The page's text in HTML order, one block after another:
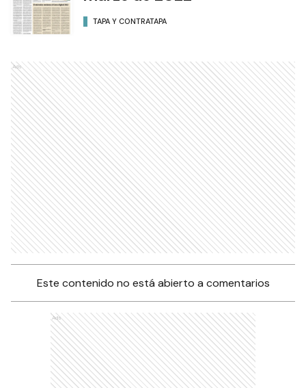
TAPA Y CONTRATAPA
Ads
Este contenido no está abierto a comentarios
Ads